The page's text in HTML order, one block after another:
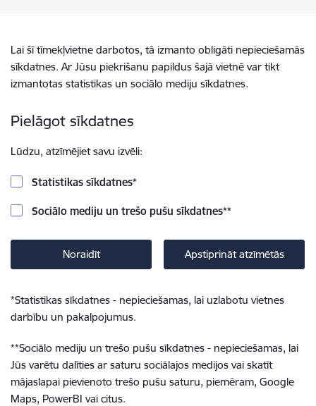
Lai šī tīmekļvietne darbotos, tā izmanto obligāti nepieciešamās
sīkdatnes. Ar Jūsu piekrišanu papildus šajā vietnē var tikt
izmantotas statistikas un sociālo mediju sīkdatnes.
Pielāgot sīkdatnes
Lūdzu, atzīmējiet savu izvēli:
Statistikas sīkdatnes*
Sociālo mediju un trešo pušu sīkdatnes**
Noraidīt Apstiprināt atzīmētās
*Statistikas sīkdatnes - nepieciešamas, lai uzlabotu vietnes
darbību un pakalpojumus.
**Sociālo mediju un trešo pušu sīkdatnes - nepieciešamas, lai
Jūs varētu dalīties ar saturu sociālajos medijos vai skatīt
mājaslapai pievienoto trešo pušu saturu, piemēram, Google
Maps, PowerBI vai citus.